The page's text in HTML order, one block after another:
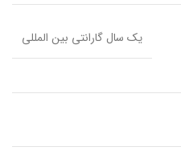
یک سال گارانتی بین المللی